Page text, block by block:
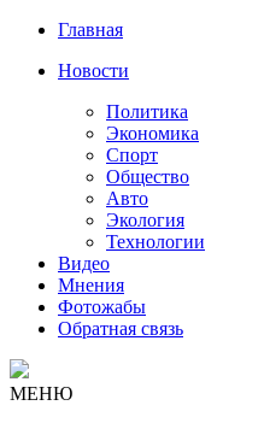
Главная
Новости
Политика
Экономика
Спорт
Общество
Авто
Экология
Технологии
Видео
Мнения
Фотожабы
Обратная связь
МЕНЮ